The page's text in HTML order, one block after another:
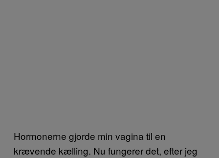
Hormonerne gjorde min vagina til en
krævende kælling. Nu fungerer det, efter jeg